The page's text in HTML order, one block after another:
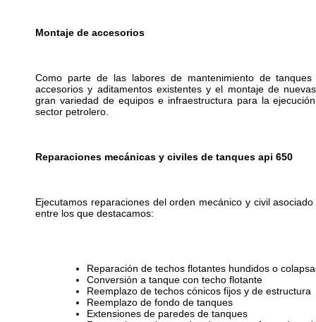
Montaje de accesorios
Como parte de las labores de mantenimiento de
accesorios y aditamentos existentes y el montaje de
gran variedad de equipos e infraestructura para la
sector petrolero.
Reparaciones mecánicas y civiles de tanques api 650
Ejecutamos reparaciones del orden mecánico y civil
entre los que destacamos:
Reparación de techos flotantes hundidos o
Conversión a tanque con techo flotante
Reemplazo de techos cónicos fijos y de estructura
Reemplazo de fondo de tanques
Extensiones de paredes de tanques